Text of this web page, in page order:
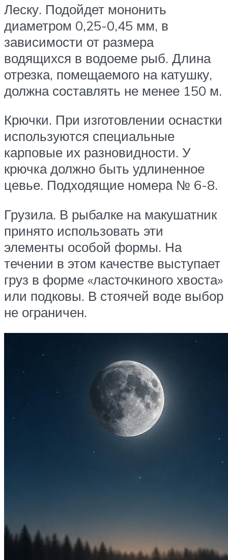
Леску. Подойдет мононить
диаметром 0,25-0,45 мм, в
зависимости от размера
водящихся в водоеме рыб. Длина
отрезка, помещаемого на катушку,
должна составлять не менее 150 м.
Крючки. При изготовлении оснастки
используются специальные
карповые их разновидности. У
крючка должно быть удлиненное
цевье. Подходящие номера № 6-8.
Грузила. В рыбалке на макушатник
принято использовать эти
элементы особой формы. На
течении в этом качестве выступает
груз в форме «ласточкиного хвоста»
или подковы. В стоячей воде выбор
не ограничен.